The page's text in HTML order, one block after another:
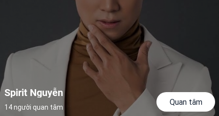
Spirit Nguyễn
14 người quan tâm
Quan tâm